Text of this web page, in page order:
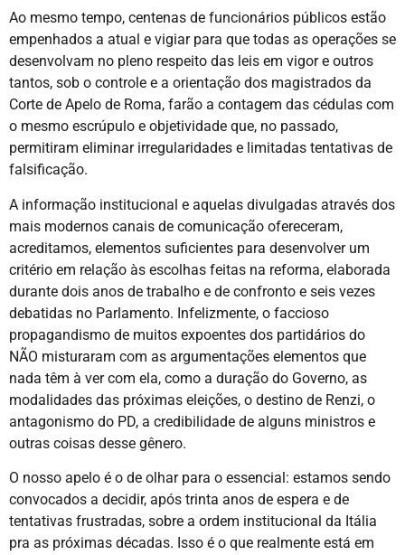
Ao mesmo tempo, centenas de funcionários públicos estão
empenhados a atual e vigiar para que todas as operações se
desenvolvam no pleno respeito das leis em vigor e outros
tantos, sob o controle e a orientação dos magistrados da
Corte de Apelo de Roma, farão a contagem das cédulas com
o mesmo escrúpulo e objetividade que, no passado,
permitiram eliminar irregularidades e limitadas tentativas de
falsificação.
A informação institucional e aquelas divulgadas através dos
mais modernos canais de comunicação ofereceram,
acreditamos, elementos suficientes para desenvolver um
critério em relação às escolhas feitas na reforma, elaborada
durante dois anos de trabalho e de confronto e seis vezes
debatidas no Parlamento. Infelizmente, o faccioso
propagandismo de muitos expoentes dos partidários do
NÃO misturaram com as argumentações elementos que
nada têm à ver com ela, como a duração do Governo, as
modalidades das próximas eleições, o destino de Renzi, o
antagonismo do PD, a credibilidade de alguns ministros e
outras coisas desse gênero.
O nosso apelo é o de olhar para o essencial: estamos sendo
convocados a decidir, após trinta anos de espera e de
tentativas frustradas, sobre a ordem institucional da Itália
pra as próximas décadas. Isso é o que realmente está em